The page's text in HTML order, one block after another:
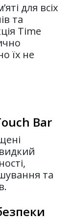
для всіх
та
Time
їх не
Bar
та